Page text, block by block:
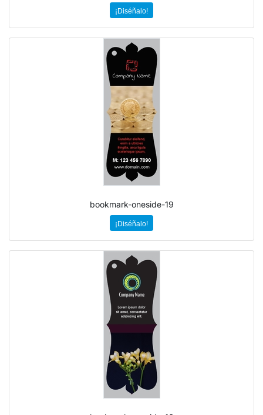
¡Diséñalo!
bookmark-oneside-19
¡Diséñalo!